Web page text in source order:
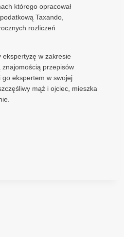
którego opracował
Taxando,
rozliczeń
ekspertyzę w zakresie
znajomością przepisów
ekspertem w swojej
mąż i ojciec, mieszka